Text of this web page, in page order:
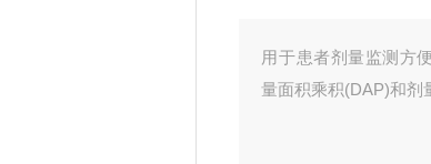
用于患者剂量监测方
量面积乘积(DAP)和剂